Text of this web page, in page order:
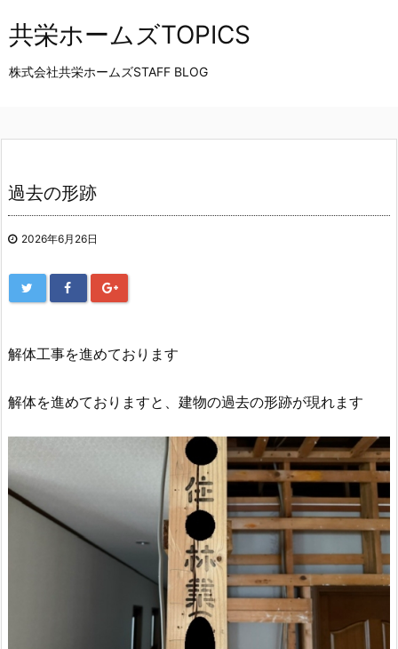
共栄ホームズTOPICS
株式会社共栄ホームズSTAFF BLOG
過去の形跡
2026年6月26日
解体工事を進めております
解体を進めておりますと、建物の過去の形跡が現れます